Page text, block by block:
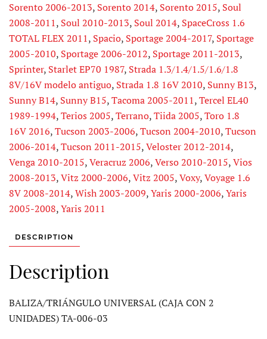
Sorento 2006-2013, Sorento 2014, Sorento 2015, Soul
2008-2011, Soul 2010-2013, Soul 2014, SpaceCross 1.6
TOTAL FLEX 2011, Spacio, Sportage 2004-2017, Sportage
2005-2010, Sportage 2006-2012, Sportage 2011-2013,
Sprinter, Starlet EP70 1987, Strada 1.3/1.4/1.5/1.6/1.8
8V/16V modelo antiguo, Strada 1.8 16V 2010, Sunny B13,
Sunny B14, Sunny B15,Tacoma 2005-2011,Tercel EL40
1989-1994,Terios 2005,Terrano,Tiida 2005,Toro 1.8
16V 2016,Tucson 2003-2006,Tucson 2004-2010,Tucson
2006-2014,Tucson 2011-2015,Veloster 2012-2014,
Venga 2010-2015,Veracruz 2006,Verso 2010-2015,Vios
2008-2013,Vitz 2000-2006,Vitz 2005,Voxy,Voyage 1.6
8V 2008-2014,Wish 2003-2009,Yaris 2000-2006,Yaris
2005-2008,Yaris 2011
DESCRIPTION
Description
BALIZA/TRIÁNGULO UNIVERSAL (CAJA CON 2
UNIDADES) TA-006-03